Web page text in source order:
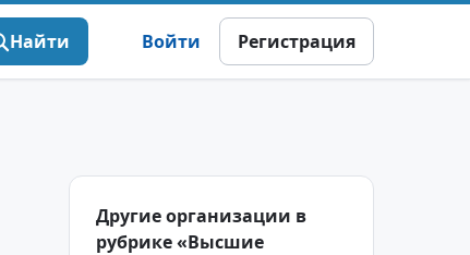
Найти Войти Регистрация
Другие организации в
рубрике «Высшие